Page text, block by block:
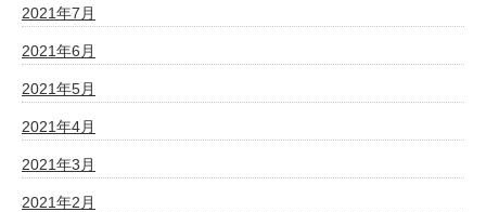
2021年7月
2021年6月
2021年5月
2021年4月
2021年3月
2021年2月